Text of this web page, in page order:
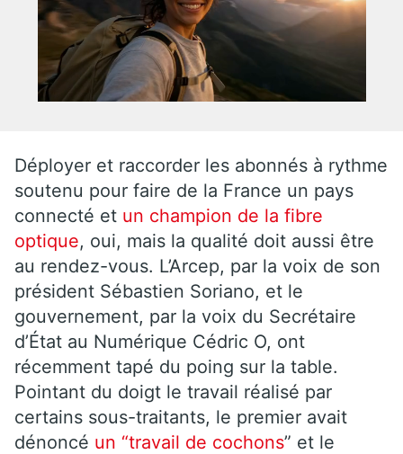
Déployer et raccorder les abonnés à rythme
soutenu pour faire de la France un pays
connecté et un champion de la fibre
optique, oui, mais la qualité doit aussi être
au rendez-vous. L’Arcep, par la voix de son
président Sébastien Soriano, et le
gouvernement, par la voix du Secrétaire
d’État au Numérique Cédric O, ont
récemment tapé du poing sur la table.
Pointant du doigt le travail réalisé par
certains sous-traitants, le premier avait
dénoncé un “travail de cochons” et le